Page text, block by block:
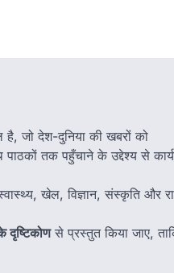
है, जो देश-दुनिया की खबरों को
तक पहुँचाने के उद्देश्य से
खेल, विज्ञान, संस्कृति और
दृष्टिकोणसे प्रस्तुत किया जाए,